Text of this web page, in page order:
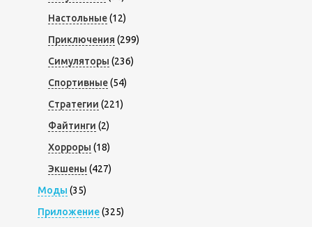
Настольные(12)
Приключения (299)
Симуляторы (236)
Спортивные(54)
Стратегии (221)
Файтинги (2)
Хорроры (18)
Экшены (427)
Моды (35)
Приложение(325)